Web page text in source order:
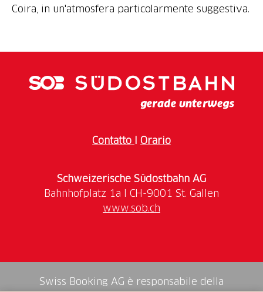
Coira, in un'atmosfera particolarmente suggestiva.
Contatto Orario
Schweizerische Südostbahn AG
www.sob.ch
Swiss Booking AG è responsabile della